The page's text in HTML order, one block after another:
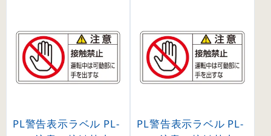
PL警告表示ラベル PL-
PL警告表示ラベル PL-